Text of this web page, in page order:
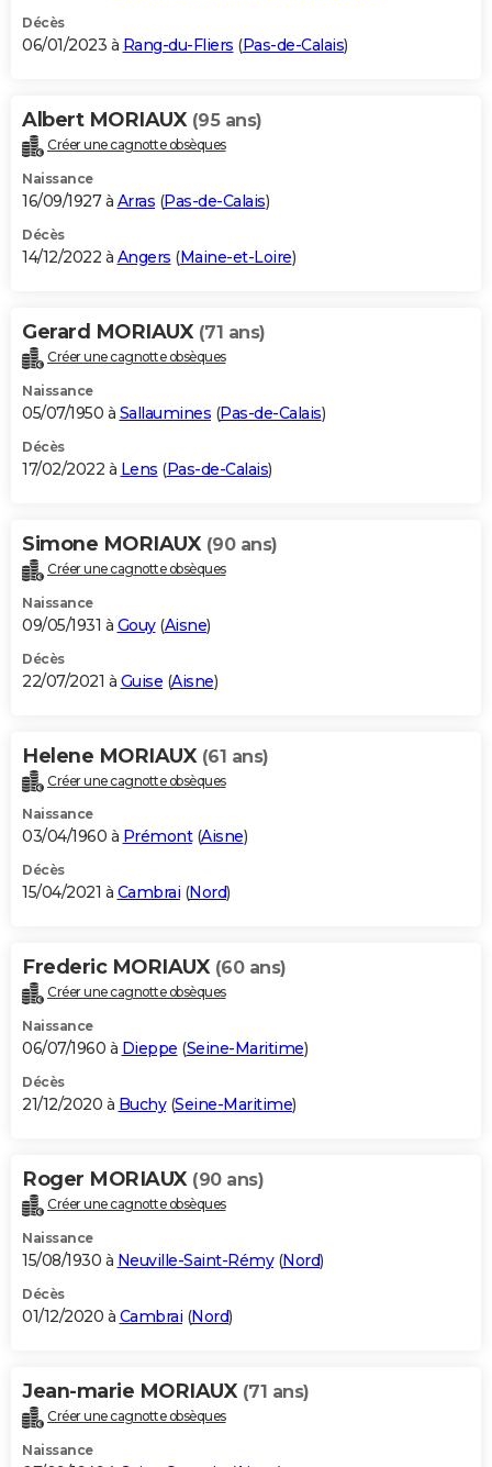
Décès
06/01/2023 à Rang-du-Fliers (Pas-de-Calais)
Albert MORIAUX (95 ans)
Créer une cagnotte obsèques
Naissance
16/09/1927 à Arras (Pas-de-Calais)
Décès
14/12/2022 à Angers (Maine-et-Loire)
Gerard MORIAUX (71 ans)
Créer une cagnotte obsèques
Naissance
05/07/1950 à Sallaumines (Pas-de-Calais)
Décès
17/02/2022 à Lens (Pas-de-Calais)
Simone MORIAUX (90 ans)
Créer une cagnotte obsèques
Naissance
09/05/1931 à Gouy(Aisne)
Décès
22/07/2021 à Guise (Aisne)
Helene MORIAUX (61 ans)
Créer une cagnotte obsèques
Naissance
03/04/1960 à Prémont(Aisne)
Décès
15/04/2021 à Cambrai (Nord)
Frederic MORIAUX (60 ans)
Créer une cagnotte obsèques
Naissance
06/07/1960 à Dieppe (Seine-Maritime)
Décès
21/12/2020 à Buchy(Seine-Maritime)
Roger MORIAUX (90 ans)
Créer une cagnotte obsèques
Naissance
15/08/1930 à Neuville-Saint-Rémy(Nord)
Décès
01/12/2020 à Cambrai (Nord)
Jean-marie MORIAUX (71 ans)
Créer une cagnotte obsèques
Naissance